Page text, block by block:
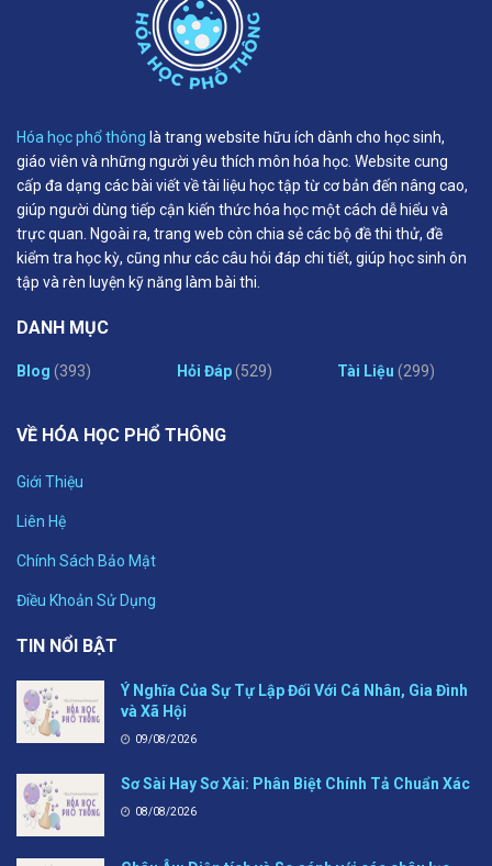
Hóa học phổ thông là trang website hữu ích dành cho học sinh,
giáo viên và những người yêu thích môn hóa học. Website cung
cấp đa dạng các bài viết về tài liệu học tập từ cơ bản đến nâng cao,
giúp người dùng tiếp cận kiến thức hóa học một cách dễ hiểu và
trực quan. Ngoài ra, trang web còn chia sẻ các bộ đề thi thử, đề
kiểm tra học kỳ, cũng như các câu hỏi đáp chi tiết, giúp học sinh ôn
tập và rèn luyện kỹ năng làm bài thi.
DANH MỤC
Blog (393) Hỏi Đáp(529) Tài Liệu (299)
VỀ HÓA HỌC PHỔ THÔNG
Giới Thiệu
Liên Hệ
Chính Sách Bảo Mật
Điều Khoản Sử Dụng
TIN NỔI BẬT
Ý Nghĩa Của Sự Tự Lập Đối Với Cá Nhân, Gia Đình
và Xã Hội
09/08/2026
Sơ Sài Hay Sơ Xài: Phân Biệt Chính Tả Chuẩn Xác
08/08/2026